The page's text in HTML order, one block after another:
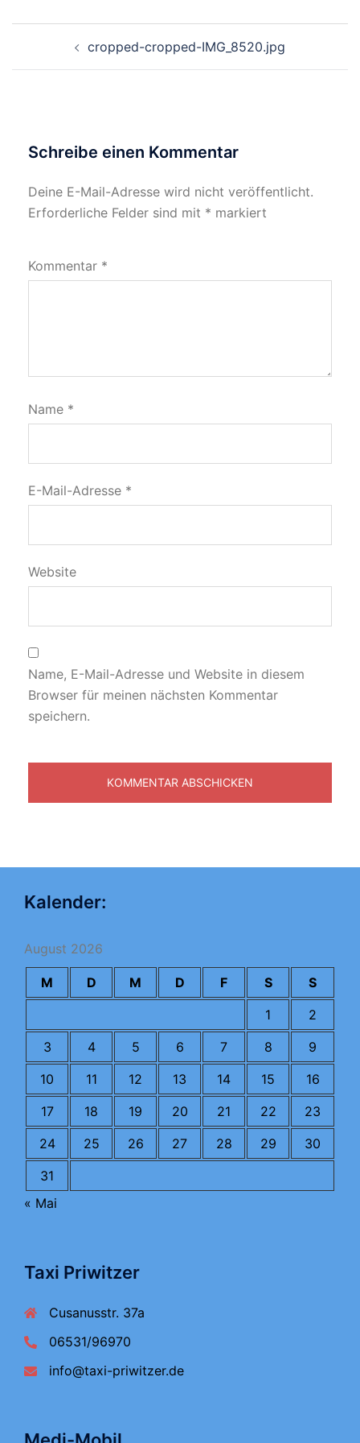
cropped-cropped-IMG_8520.jpg
Schreibe einen Kommentar
Deine E-Mail-Adresse wird nicht veröffentlicht.
Erforderliche Felder sind mit * markiert
Kommentar *
Name *
E-Mail-Adresse *
Website
Name, E-Mail-Adresse und Website in diesem
Browser für meinen nächsten Kommentar
speichern.
Kalender:
August 2026
M D M D F S
S
1
2
3
4 5 6 7 8
9
10
11 12 13 14 15
16
17
18 19 20 21 22
23
24
25 26 27 28 29
30
31
« Mai
Taxi Priwitzer
Cusanusstr. 37a
06531/96970
info@taxi-priwitzer.de